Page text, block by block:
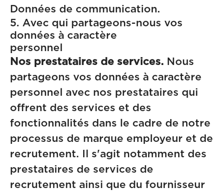
Données de communication.
5. Avec qui partageons-nous vos
données à caractère
Nos prestataires de services. Nous
partageons vos données à caractère
personnel avec nos prestataires qui
offrent des services et des
fonctionnalités dans le cadre de notre
processus de marque employeur et de
recrutement. Il s'agit notamment des
prestataires de services de
recrutement ainsi que du fournisseur